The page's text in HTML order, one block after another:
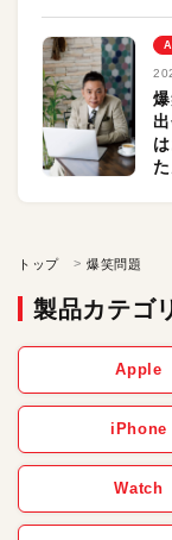
た
トップ 爆笑問題
製品カテゴ
Apple
iPhone
Watch